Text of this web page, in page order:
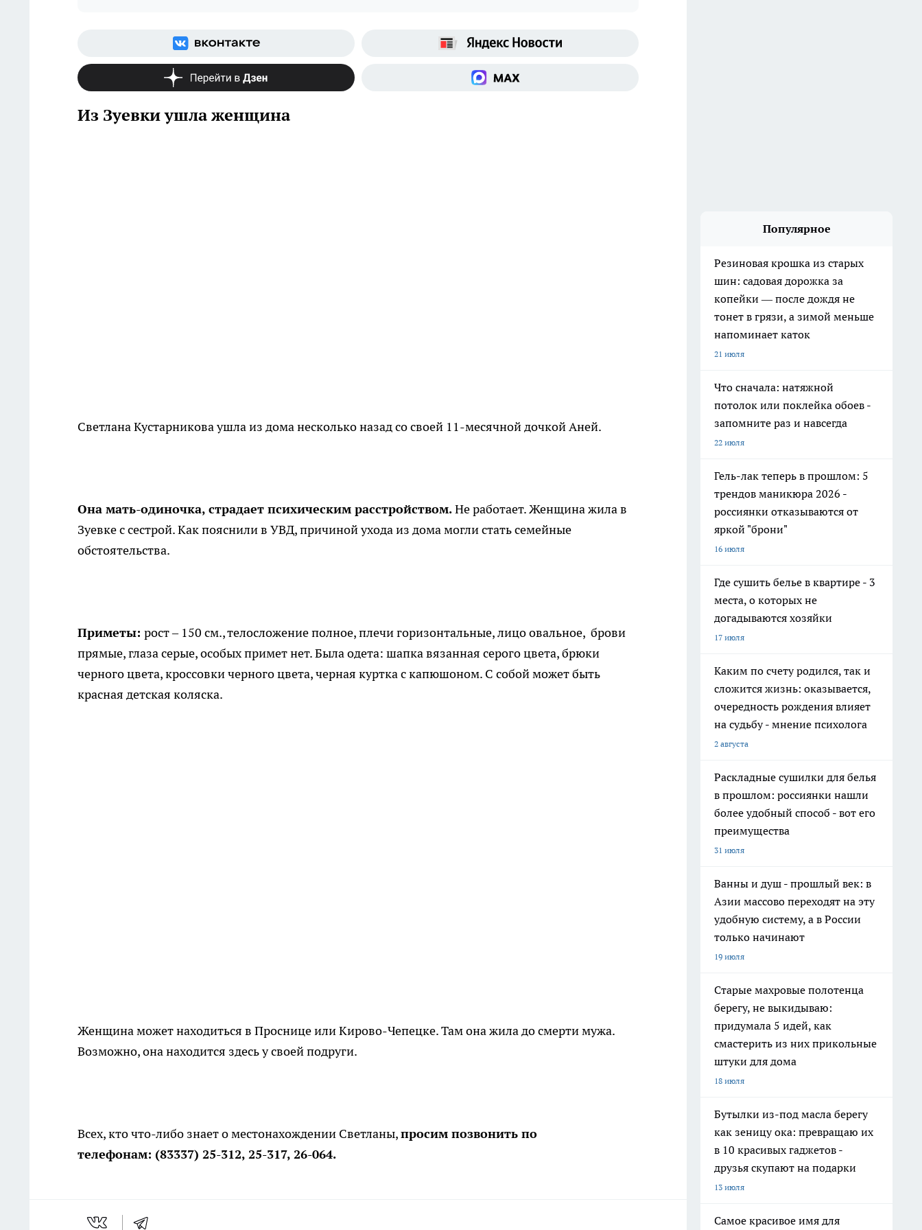
Из Зуевки ушла женщина
Светлана Кустарникова ушла из дома несколько назад со своей 11-месячной дочкой Аней.
Она мать-одиночка, страдает психическим расстройством.Не работает. Женщина жила в
Зуевке с сестрой. Как пояснили в УВД, причиной ухода из дома могли стать семейные
обстоятельства.
Приметы: рост – 150 см., телосложение полное, плечи горизонтальные, лицо овальное, брови
прямые, глаза серые, особых примет нет. Была одета: шапка вязанная серого цвета, брюки
черного цвета, кроссовки черного цвета, черная куртка с капюшоном. С собой может быть
красная детская коляска.
Женщина может находиться в Проснице или Кирово-Чепецке. Там она жила до смерти мужа.
Возможно, она находится здесь у своей подруги.
Всех, кто что-либо знает о местонахождении Светланы,просим позвонить по
телефонам: (83337) 25-312, 25-317, 26-064.
Популярное
Резиновая крошка из старых
шин: садовая дорожка за
копейки — после дождя не
тонет в грязи, а зимой меньше
напоминает каток
21 июля
Что сначала: натяжной
потолок или поклейка обоев -
запомните раз и навсегда
22 июля
Гель-лак теперь в прошлом: 5
трендов маникюра 2026 -
россиянки отказываются от
яркой "брони"
16 июля
Где сушить белье в квартире - 3
места, о которых не
догадываются хозяйки
17 июля
Каким по счету родился, так и
сложится жизнь: оказывается,
очередность рождения влияет
на судьбу - мнение психолога
2 августа
Раскладные сушилки для белья
в прошлом: россиянки нашли
более удобный способ - вот его
преимущества
31 июля
Ванны и душ - прошлый век: в
Азии массово переходят на эту
удобную систему, а в России
только начинают
19 июля
Старые махровые полотенца
берегу, не выкидываю:
придумала 5 идей, как
смастерить из них прикольные
штуки для дома
18 июля
Бутылки из-под масла берегу
как зеницу ока: превращаю их
в 10 красивых гаджетов -
друзья скупают на подарки
13 июля
Самое красивое имя для